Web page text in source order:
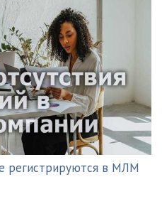
регистрируются в МЛМ